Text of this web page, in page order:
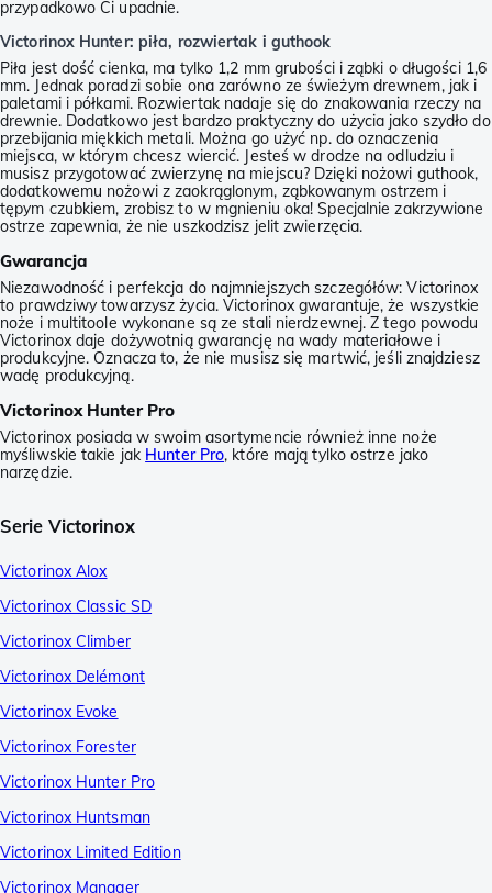
przypadkowo Ci upadnie.
Victorinox Hunter: piła, rozwiertak i guthook
Piła jest dość cienka, ma tylko 1,2 mm grubości i ząbki o długości 1,6
mm. Jednak poradzi sobie ona zarówno ze świeżym drewnem, jak i
paletami i półkami. Rozwiertak nadaje się do znakowania rzeczy na
drewnie. Dodatkowo jest bardzo praktyczny do użycia jako szydło do
przebijania miękkich metali. Można go użyć np. do oznaczenia
miejsca, w którym chcesz wiercić. Jesteś w drodze na odludziu i
musisz przygotować zwierzynę na miejscu? Dzięki nożowi guthook,
dodatkowemu nożowi z zaokrąglonym, ząbkowanym ostrzem i
tępym czubkiem, zrobisz to w mgnieniu oka! Specjalnie zakrzywione
ostrze zapewnia, że nie uszkodzisz jelit zwierzęcia.
Gwarancja
Niezawodność i perfekcja do najmniejszych szczegółów: Victorinox
to prawdziwy towarzysz życia. Victorinox gwarantuje, że wszystkie
noże i multitoole wykonane są ze stali nierdzewnej. Z tego powodu
Victorinox daje dożywotnią gwarancję na wady materiałowe i
produkcyjne. Oznacza to, że nie musisz się martwić, jeśli znajdziesz
wadę produkcyjną.
Victorinox Hunter Pro
Victorinox posiada w swoim asortymencie również inne noże
myśliwskie takie jak Hunter Pro, które mają tylko ostrze jako
narzędzie.
Serie Victorinox
Victorinox Alox
Victorinox Classic SD
Victorinox Climber
Victorinox Delémont
Victorinox Evoke
Victorinox Forester
Victorinox Hunter Pro
Victorinox Huntsman
Victorinox Limited Edition
Victorinox Manager